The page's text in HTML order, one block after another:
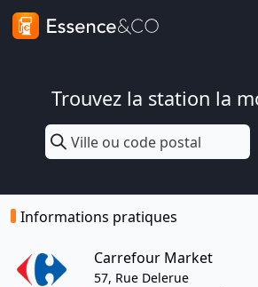
Trouvez la station la
Informations pratiques
Carrefour Market
57, Rue Delerue